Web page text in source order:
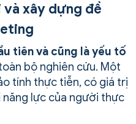
và xây dựng đề
tiên và cũng là yếu tố
bộ nghiên cứu. Một
tính thực tiễn, có giá trị
lực của người thực